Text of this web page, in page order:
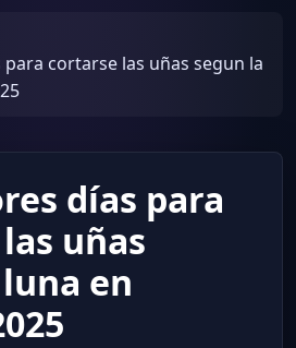
cortarse las uñas segun la
días para
uñas
en